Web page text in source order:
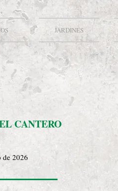
JARDINES
CANTERO
de 2026